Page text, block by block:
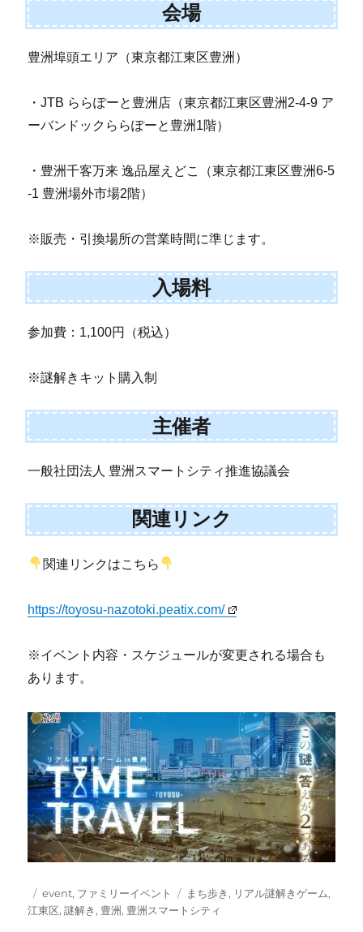
会場
豊洲埠頭エリア（東京都江東区豊洲）
・JTB ららぽーと豊洲店（東京都江東区豊洲2-4-9 ア
ーバンドックららぽーと豊洲1階）
・豊洲千客万来 逸品屋えどこ（東京都江東区豊洲6-5
-1 豊洲場外市場2階）
※販売・引換場所の営業時間に準じます。
入場料
参加費：1,100円（税込）
※謎解きキット購入制
主催者
一般社団法人 豊洲スマートシティ推進協議会
関連リンク
関連リンクはこちら
https://toyosu-nazotoki.peatix.com/
※イベント内容・スケジュールが変更される場合も
あります。
投
稿
カ
テ
event, ファミリーイベント
タ
グ
まち歩き , リアル謎解きゲーム,
江東区,謎解き , 豊洲, 豊洲スマートシティ